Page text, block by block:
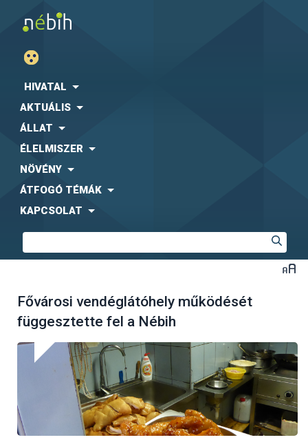
HIVATAL
AKTUÁLIS
ÁLLAT
ÉLELMISZER
NÖVÉNY
ÁTFOGÓ TÉMÁK
KAPCSOLAT
Fővárosi vendéglátóhely működését
függesztette fel a Nébih